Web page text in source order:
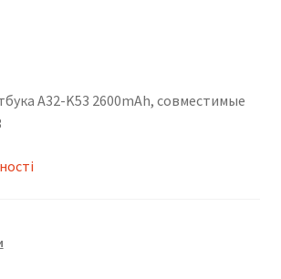
A32-K53 2600mAh, совместимые